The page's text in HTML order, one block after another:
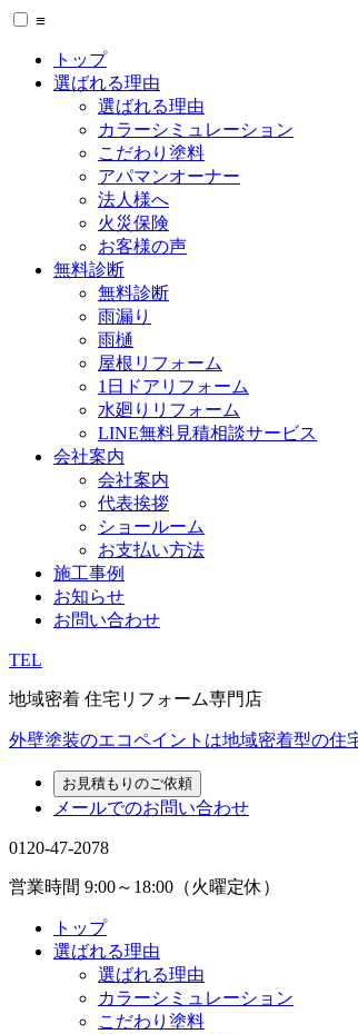
≡
トップ
選ばれる理由
選ばれる理由
カラーシミュレーション
こだわり塗料
アパマンオーナー
法人様へ
火災保険
お客様の声
無料診断
無料診断
雨漏り
雨樋
屋根リフォーム
1日ドアリフォーム
水廻りリフォーム
LINE無料見積相談サービス
会社案内
会社案内
代表挨拶
ショールーム
お支払い方法
施工事例
お知らせ
お問い合わせ
TEL
地域密着 住宅リフォーム専門店
外壁塗装のエコペイントは地域密着型の住
お見積もりのご依頼
メールでのお問い合わせ
0120-47-2078
営業時間 9:00～18:00（火曜定休）
トップ
選ばれる理由
選ばれる理由
カラーシミュレーション
こだわり塗料